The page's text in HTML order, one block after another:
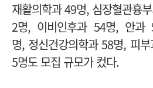
재활의학과 49명, 심장혈관흉
2명, 이비인후과 54명, 안과
명, 정신건강의학과 58명, 피
5명도 모집 규모가 컸다.